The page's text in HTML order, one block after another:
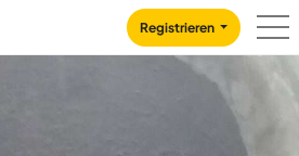
Registrieren